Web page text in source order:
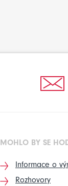
MOHLO BY SE
Informace o
Rozhovory